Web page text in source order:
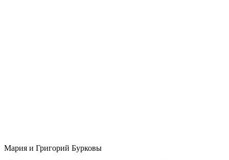
Мария и Григорий Бурковы